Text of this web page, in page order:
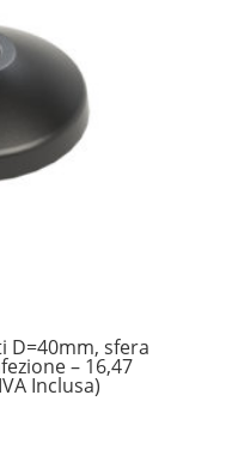
D=40mm, sfera
– 16,47
Inclusa)